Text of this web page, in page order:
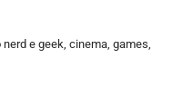
e geek, cinema, games,